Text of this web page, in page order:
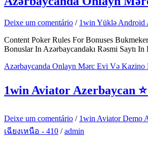
Deixe um comentário / 1win Yüklə Android
Content Poker Rules For Bonuses
Bonuslar In Azərbaycandakı Rəsmi Saytı
Azərbaycanda Onlayn Mərc Evi Və Kazino
1win Aviator Azerbaycan
Deixe um comentário / 1win Aviator
เฉียงเหนือ - 410 /admin